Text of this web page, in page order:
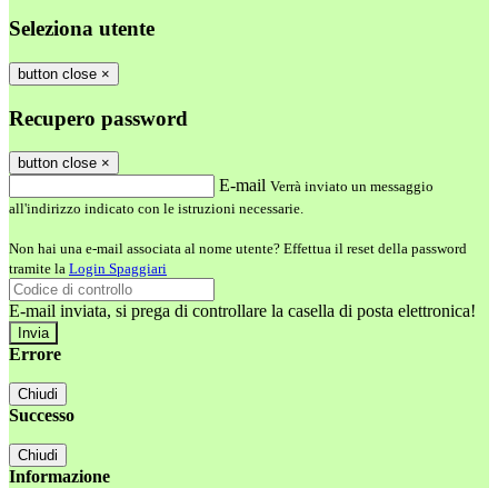
Seleziona utente
button close ×
Recupero password
button close ×
E-mail Verrà inviato un messaggio
all'indirizzo indicato con le istruzioni necessarie.
Non hai una e-mail associata al nome utente? Effettua il reset della password
tramite la Login Spaggiari
E-mail inviata, si prega di controllare la casella di posta elettronica!
Errore
Chiudi
Successo
Chiudi
Informazione